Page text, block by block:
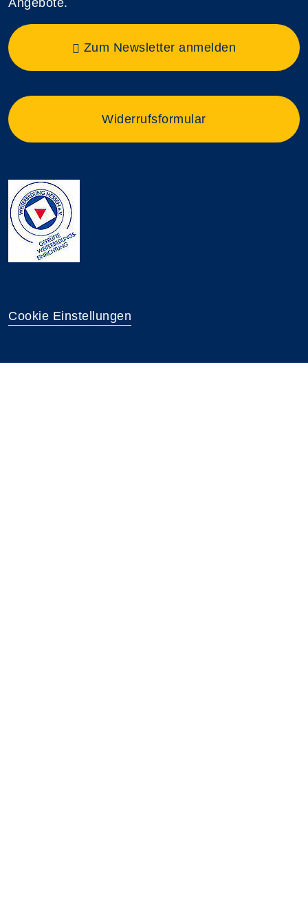
Zum Newsletter anmelden
Widerrufsformular
Cookie Einstellungen